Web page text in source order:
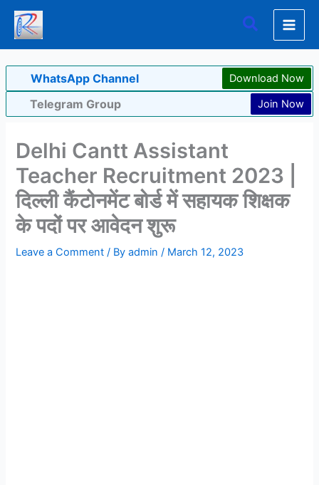
Skip
content
Search
WhatsApp Channel Download Now
Telegram Group Join Now
Delhi Cantt Assistant
Teacher Recruitment 2023 |
दिल्ली कैंटोनमेंट बोर्ड में सहायक शिक्षक
के पदों पर आवेदन शुरू
Leave a Comment / Byadmin/ March 12, 2023